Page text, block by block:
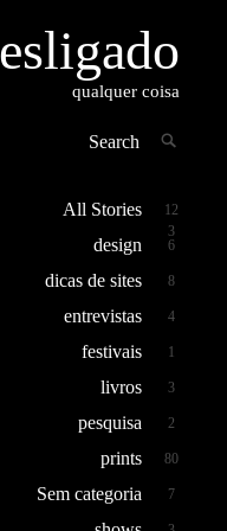
qualquer coisa
All Stories
12
3
design 6
dicas de sites 8
entrevistas 4
festivais 1
livros 3
pesquisa 2
prints 80
Sem categoria 7